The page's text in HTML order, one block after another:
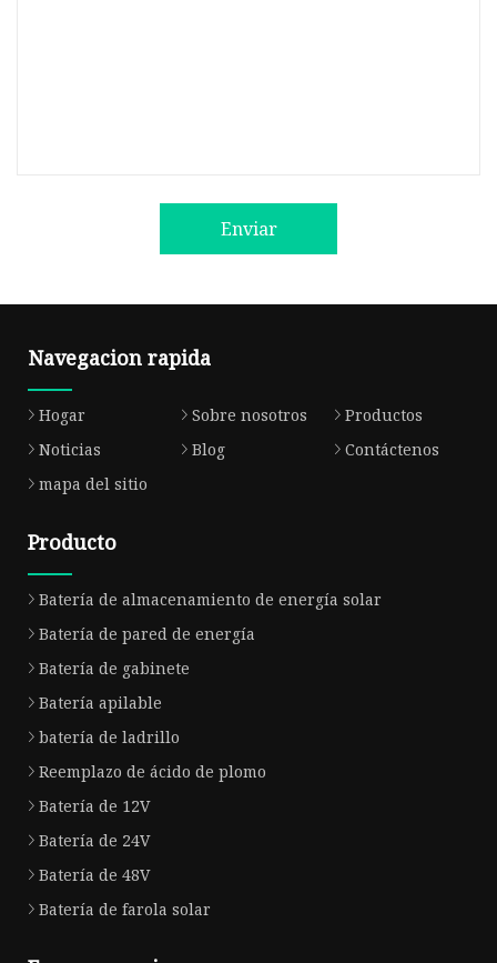
Enviar
Navegacion rapida
Hogar Sobre nosotros
Productos
Noticias
Blog
Contáctenos
mapa del sitio
Producto
Batería de almacenamiento de energía solar
Batería de pared de energía
Batería de gabinete
Batería apilable
batería de ladrillo
Reemplazo de ácido de plomo
Batería de 12V
Batería de 24V
Batería de 48V
Batería de farola solar